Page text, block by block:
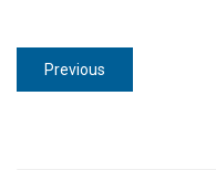
Navegação
de
Previous
post: